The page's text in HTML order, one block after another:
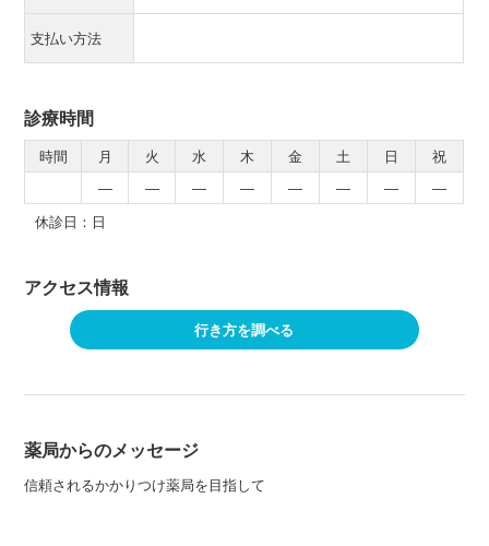
支払い方法
診療時間
時間 月 火 水 木 金 土 日
祝
―
― ― ― ― ― ―
―
休診日：日
アクセス情報
行き方を調べる
薬局からのメッセージ
信頼されるかかりつけ薬局を目指して